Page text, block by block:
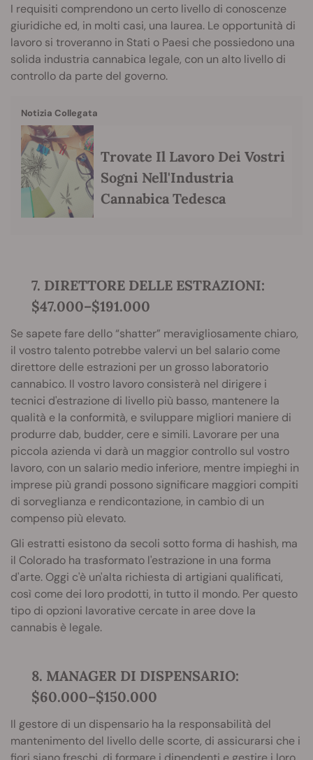
I requisiti comprendono un certo livello di conoscenze
giuridiche ed, in molti casi, una laurea. Le opportunità di
lavoro si troveranno in Stati o Paesi che possiedono una
solida industria cannabica legale, con un alto livello di
controllo da parte del governo.
Notizia Collegata
Trovate Il Lavoro Dei Vostri
Sogni Nell'Industria
Cannabica Tedesca
7. DIRETTORE DELLE ESTRAZIONI:
$47.000–$191.000
Se sapete fare dello “shatter” meravigliosamente chiaro,
il vostro talento potrebbe valervi un bel salario come
direttore delle estrazioni per un grosso laboratorio
cannabico. Il vostro lavoro consisterà nel dirigere i
tecnici d'estrazione di livello più basso, mantenere la
qualità e la conformità, e sviluppare migliori maniere di
produrre dab, budder, cere e simili. Lavorare per una
piccola azienda vi darà un maggior controllo sul vostro
lavoro, con un salario medio inferiore, mentre impieghi in
imprese più grandi possono significare maggiori compiti
di sorveglianza e rendicontazione, in cambio di un
compenso più elevato.
Gli estratti esistono da secoli sotto forma di hashish, ma
il Colorado ha trasformato l'estrazione in una forma
d'arte. Oggi c'è un'alta richiesta di artigiani qualificati,
così come dei loro prodotti, in tutto il mondo. Per questo
tipo di opzioni lavorative cercate in aree dove la
cannabis è legale.
8. MANAGER DI DISPENSARIO:
$60.000–$150.000
Il gestore di un dispensario ha la responsabilità del
mantenimento del livello delle scorte, di assicurarsi che i